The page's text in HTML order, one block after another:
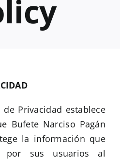
Privacidad establece
Bufete Narciso Pagán
la información que
por sus usuarios al